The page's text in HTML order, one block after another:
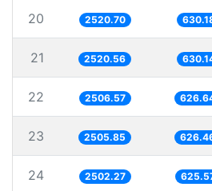
20 2520.70
21 2520.56
22 2506.57
23 2505.85
24 2502.27